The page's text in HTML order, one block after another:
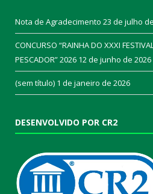
Nota de Agradecimento 23 de julho
CONCURSO “RAINHA DO XXXI
PESCADOR” 2026 12 de junho de 2026
(sem título) 1 de janeiro de 2026
DESENVOLVIDO POR CR2